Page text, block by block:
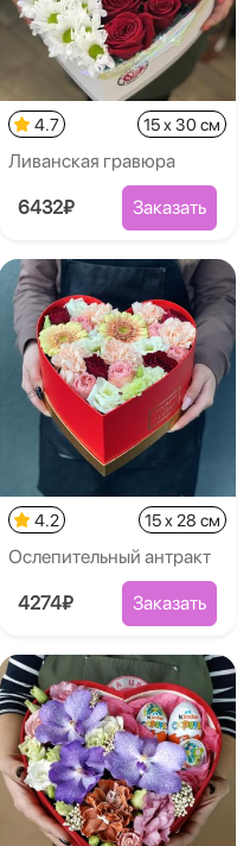
4.7 15 x 30 см
Ливанская гравюра
6432₽ Заказать
4.2 15 x 28 см
Ослепительный антракт
4274₽ Заказать